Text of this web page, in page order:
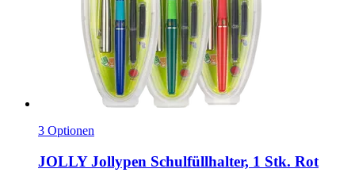
3 Optionen
JOLLYJollypen Schulfüllhalter, 1 Stk. Rot